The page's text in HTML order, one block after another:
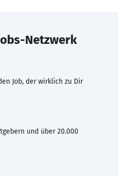
Netzwerk
Job, der wirklich zu Dir
und über 20.000